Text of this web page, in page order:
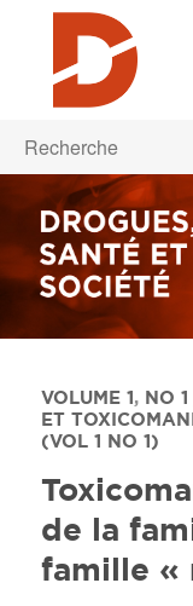
VOLUME 1, NO
ET
(VOL 1 NO 1)
de la
famille «